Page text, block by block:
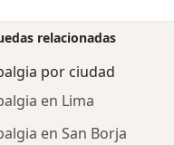
relacionadas
por ciudad
en Lima
en San Borja